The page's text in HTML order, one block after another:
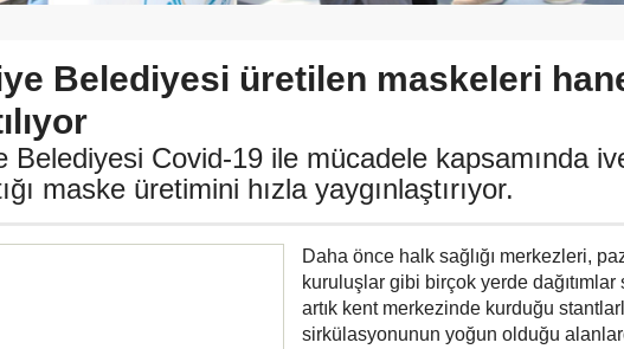
Belediyesi üretilen maskeleri
Belediyesi Covid-19 ile mücadele kapsamında
maske üretimini hızla yaygınlaştırıyor.
Daha önce halk sağlığı merkezleri,
kuruluşlar gibi birçok yerde
artık kent merkezinde kurduğu
sirkülasyonunun yoğun olduğu